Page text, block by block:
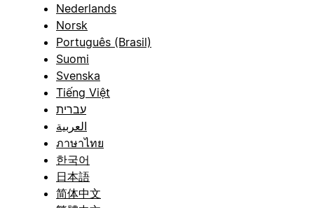
Nederlands
Norsk
Português (Brasil)
Suomi
Svenska
Tiếng Việt
עברית
العربية
ภาษาไทย
한국어
日本語
简体中文